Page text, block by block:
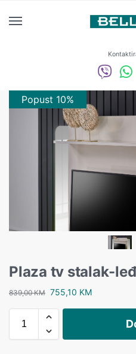
Popust 10%
Plaza tv stalak-
839,00KM 755,10 KM